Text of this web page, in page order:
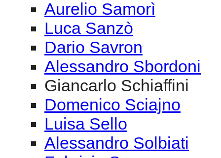
Domenico Sciajno
Luisa Sello
Alessandro Solbiati
Fabrizio Spera
Yoichi Sugiyama
Tempo Reale
Emanuele Torquati